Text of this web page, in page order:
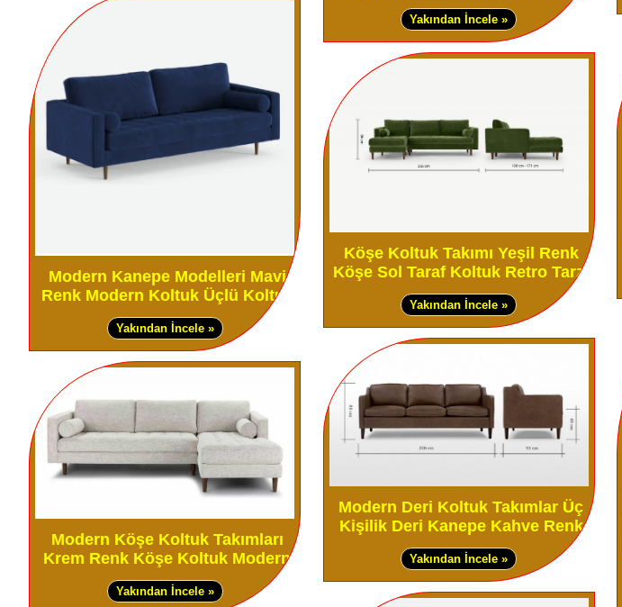
Modern Kanepe Modelleri Mavi
Renk Modern Koltuk Üçlü Koltuk
Yakından İncele »
Modern Köşe Koltuk Takımları
Krem Renk Köşe Koltuk Modern
Yakından İncele »
Yakından İncele »
Köşe Koltuk Takımı Yeşil Renk
Köşe Sol Taraf Koltuk Retro Tarzı
Yakından İncele »
Modern Deri Koltuk Takımlar Üç
Kişilik Deri Kanepe Kahve Renk
Yakından İncele »